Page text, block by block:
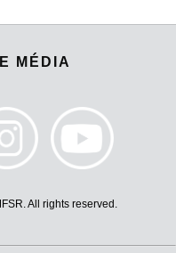
MÉDIA
All rights reserved.